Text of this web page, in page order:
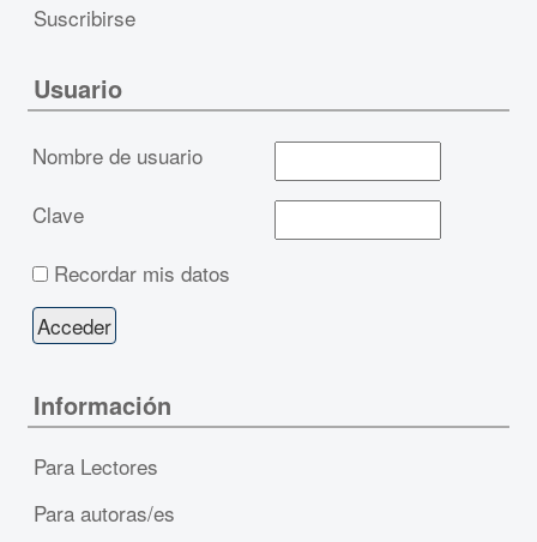
Suscribirse
Usuario
Nombre de usuario
Clave
Recordar mis datos
Información
Para Lectores
Para autoras/es